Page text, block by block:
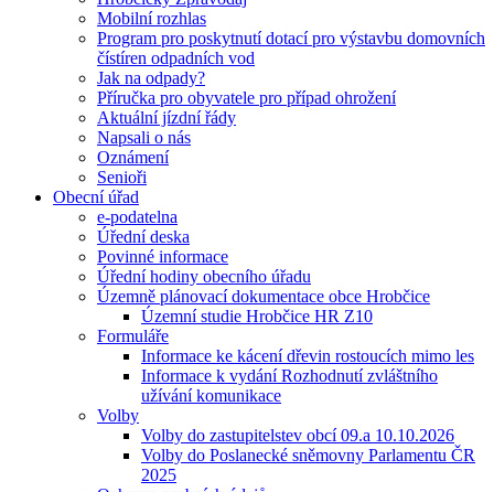
Mobilní rozhlas
Program pro poskytnutí dotací pro výstavbu domovních
čístíren odpadních vod
Jak na odpady?
Příručka pro obyvatele pro případ ohrožení
Aktuální jízdní řády
Napsali o nás
Oznámení
Senioři
Obecní úřad
e-podatelna
Úřední deska
Povinné informace
Úřední hodiny obecního úřadu
Územně plánovací dokumentace obce Hrobčice
Územní studie Hrobčice HR Z10
Formuláře
Informace ke kácení dřevin rostoucích mimo les
Informace k vydání Rozhodnutí zvláštního
užívání komunikace
Volby
Volby do zastupitelstev obcí 09.a 10.10.2026
Volby do Poslanecké sněmovny Parlamentu ČR
2025